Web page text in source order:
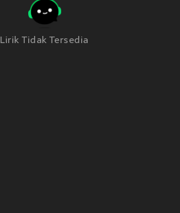
Lirik Tidak Tersedia